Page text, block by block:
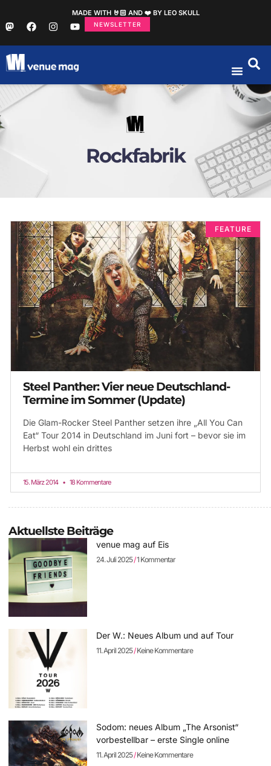
MADE WITH 🤘🏻 AND ❤️ BY LEO SKULL
NEWSLETTER
Rockfabrik
FEATURE
Steel Panther: Vier neue Deutschland-
Termine im Sommer (Update)
Die Glam-Rocker Steel Panther setzen ihre „All You Can
Eat“ Tour 2014 in Deutschland im Juni fort – bevor sie im
Herbst wohl ein drittes
15. März 2014 18 Kommentare
Aktuellste Beiträge
venue mag auf Eis
24. Juli 2025 1 Kommentar
Der W.: Neues Album und auf Tour
11. April 2025 Keine Kommentare
Sodom: neues Album „The Arsonist“
vorbestellbar – erste Single online
11. April 2025 Keine Kommentare